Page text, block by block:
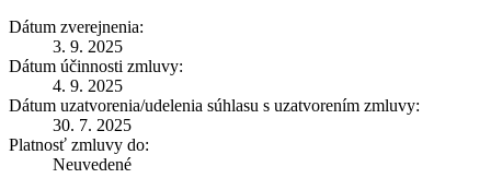
Dátum zverejnenia:
3. 9. 2025
Dátum účinnosti zmluvy:
4. 9. 2025
Dátum uzatvorenia/udelenia súhlasu s uzatvorením zmluvy:
30. 7. 2025
Platnosť zmluvy do:
Neuvedené